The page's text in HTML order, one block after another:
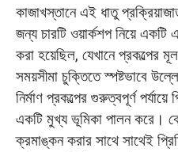
কাজাখস্তানে এই ধাতু
জন্য চারটি ওয়ার্কশপ নিয়ে একটি
করা হয়েছিল, যেখানে
সময়সীমা চুক্তিতে স্পষ্টভাবে
নির্মাণ প্রকল্পের গুরুত্বপূর্ণ
একটি মুখ্য ভূমিকা পালন করে।
ক্রমাঙ্কন করার সাথে সাথেই